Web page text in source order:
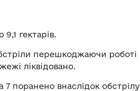
гектарів.
перешкоджаючи роботі
ліквідовано.
поранено внаслідок обстрілу